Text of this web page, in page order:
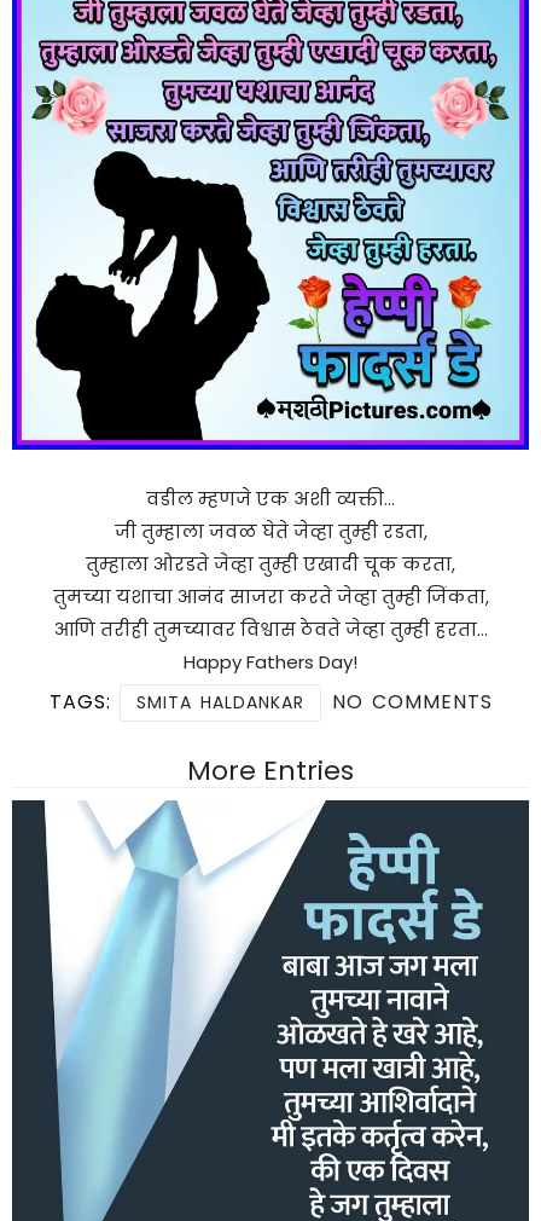
वडील म्हणजे एक अशी व्यक्ती…
जी तुम्हाला जवळ घेते जेव्हा तुम्ही रडता,
तुम्हाला ओरडते जेव्हा तुम्ही एखादी चूक करता,
तुमच्या यशाचा आनंद साजरा करते जेव्हा तुम्ही जिंकता,
आणि तरीही तुमच्यावर विश्वास ठेवते जेव्हा तुम्ही हरता…
Happy Fathers Day!
TAGS: SMITA HALDANKAR NO COMMENTS
More Entries